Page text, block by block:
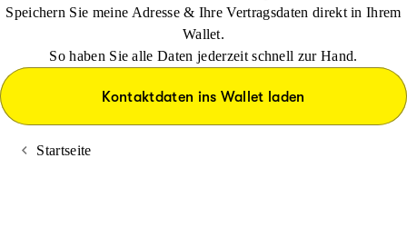
Speichern Sie meine Adresse & Ihre Vertragsdaten direkt in Ihrem
Wallet.
So haben Sie alle Daten jederzeit schnell zur Hand.
Kontaktdaten ins Wallet laden
Startseite